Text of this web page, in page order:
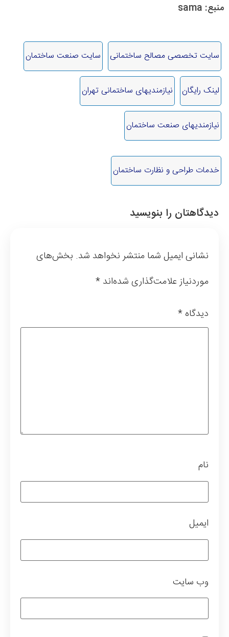
منبع: sama
سایت تخصصی مصالح ساختمانی سایت صنعت ساختمان
لینک رایگان نیازمندیهای ساختمانی تهران
نیازمندیهای صنعت ساختمان
خدمات طراحی و نظارت ساختمان
دیدگاهتان را بنویسید
نشانی ایمیل شما منتشر نخواهد شد. بخش‌های
موردنیاز علامت‌گذاری شده‌اند *
دیدگاه*
نام
ایمیل
وب‌ سایت